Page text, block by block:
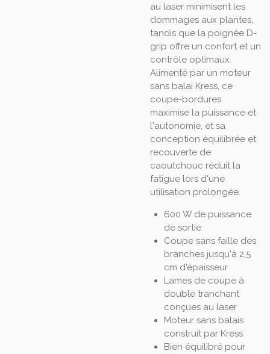
au laser minimisent les
dommages aux plantes,
tandis que la poignée D-
grip offre un confort et un
contrôle optimaux.
Alimenté par un moteur
sans balai Kress, ce
coupe-bordures
maximise la puissance et
l'autonomie, et sa
conception équilibrée et
recouverte de
caoutchouc réduit la
fatigue lors d'une
utilisation prolongée.
600 W de puissance
de sortie
Coupe sans faille des
branches jusqu'à 2,5
cm d'épaisseur
Lames de coupe à
double tranchant
conçues au laser
Moteur sans balais
construit par Kress
Bien équilibré pour